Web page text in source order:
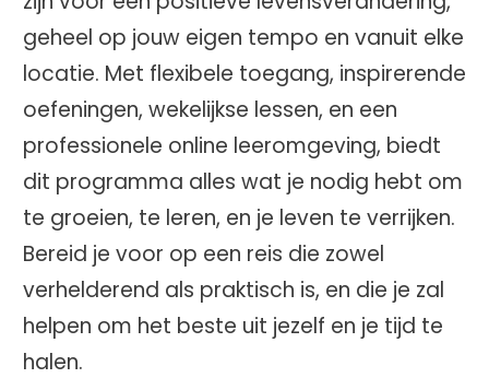
geheel op jouw eigen tempo en vanuit elke
locatie. Met flexibele toegang, inspirerende
oefeningen, wekelijkse lessen, en een
professionele online leeromgeving, biedt
dit programma alles wat je nodig hebt om
te groeien, te leren, en je leven te verrijken.
Bereid je voor op een reis die zowel
verhelderend als praktisch is, en die je zal
helpen om het beste uit jezelf en je tijd te
halen.